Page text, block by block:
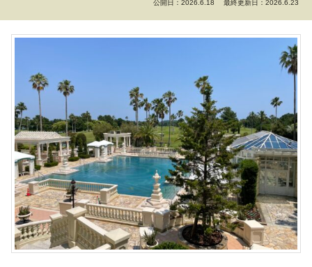
公開日：2026.6.18 最終更新日：2026.6.23